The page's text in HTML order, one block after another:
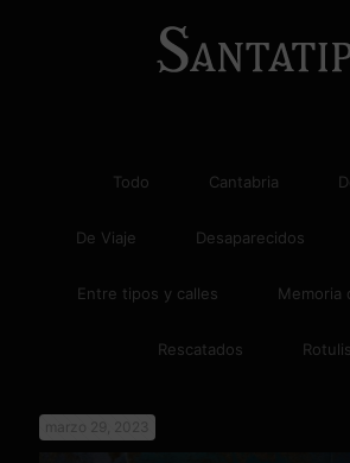
Todo Cantabria
De Viaje Desaparecidos
Entre tipos y calles Memoria
Rescatados
marzo 29, 2023